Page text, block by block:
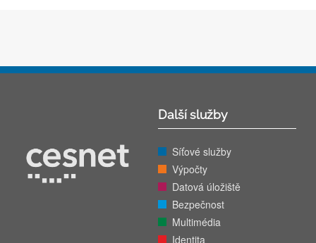
Další služby
Síťové služby
Výpočty
Datová úložiště
Bezpečnost
Multimédia
Identita